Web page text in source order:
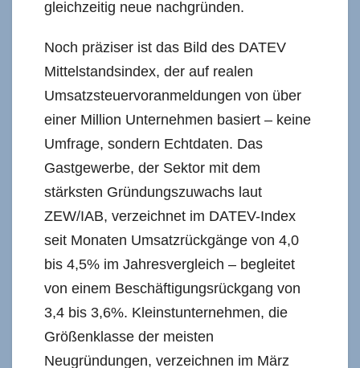
gleichzeitig neue nachgründen.
Noch präziser ist das Bild des DATEV
Mittelstandsindex, der auf realen
Umsatzsteuervoranmeldungen von über
einer Million Unternehmen basiert – keine
Umfrage, sondern Echtdaten. Das
Gastgewerbe, der Sektor mit dem
stärksten Gründungszuwachs laut
ZEW/IAB, verzeichnet im DATEV-Index
seit Monaten Umsatzrückgänge von 4,0
bis 4,5% im Jahresvergleich – begleitet
von einem Beschäftigungsrückgang von
3,4 bis 3,6%. Kleinstunternehmen, die
Größenklasse der meisten
Neugründungen, verzeichnen im März